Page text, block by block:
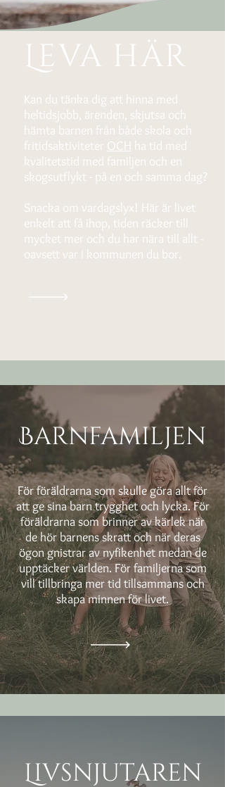
Leva här
Kan du tänka dig att hinna med
heltidsjobb, ärenden, skjutsa och
hämta barnen från både skola och
fritidsaktiviteter OCH ha tid med
kvalitetstid med familjen och en
skogsutflykt - på en och samma dag?
Snacka om vardagslyx! Här är livet
enkelt att få ihop, tiden räcker till
mycket mer och du har nära till allt -
oavsett var i kommunen du bor.
Barnfamiljen
För föräldrarna som skulle göra allt för
att ge sina barn trygghet och lycka. För
föräldrarna som brinner av kärlek när
de hör barnens skratt och när deras
ögon gnistrar av nyfikenhet medan de
upptäcker världen. För familjerna som
vill tillbringa mer tid tillsammans och
skapa minnen för livet.
Livsnjutaren